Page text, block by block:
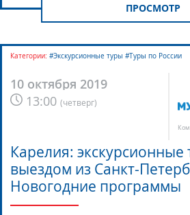
ПРОСМОТР
10 октября 2019
13:00 (четверг)
Категории: #Экскурсионные туры #Туры по России
Карелия: экскурсионные
выездом из Санкт-
Новогодние программы